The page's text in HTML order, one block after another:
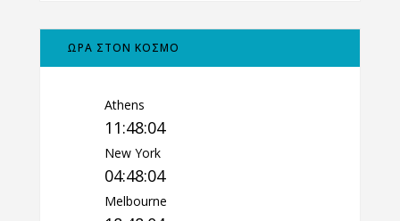
ΩΡΑ ΣΤΟΝ ΚΟΣΜΟ
Athens
11:48:05
New York
04:48:05
Melbourne